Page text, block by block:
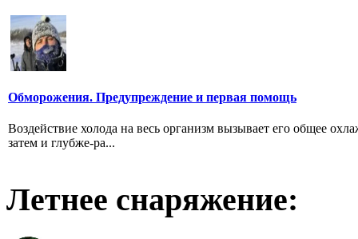
Обморожения. Предупреждение и первая помощь
Воздействие холода на весь организм вызывает его общее
затем и глубже-ра...
Летнее снаряжение: